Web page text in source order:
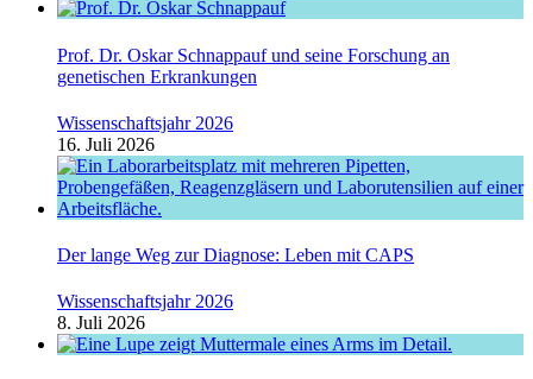
Prof. Dr. Oskar Schnappauf und seine Forschung an
genetischen Erkrankungen
Wissenschaftsjahr 2026
16. Juli 2026
Der lange Weg zur Diagnose: Leben mit CAPS
Wissenschaftsjahr 2026
8. Juli 2026